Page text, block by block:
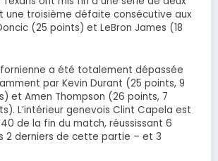
une troisième défaite consécutive aux
(25 points) et LeBron James (18
a été totalement dépassée
par Kevin Durant (25 points, 9
et Amen Thompson (26 points, 7
L’intérieur genevois Clint Capela est
de la fin du match, réussissant 6
2 derniers de cette partie – et 3